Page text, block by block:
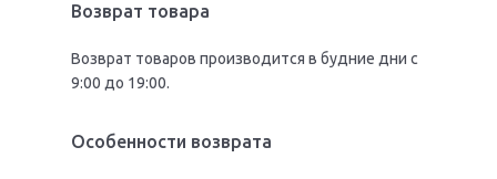
Возврат товара
Возврат товаров производится в будние дни с
9:00 до 19:00.
Особенности возврата